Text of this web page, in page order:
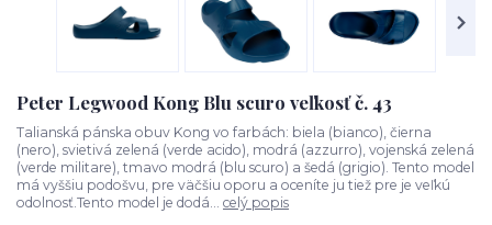
Peter Legwood Kong Blu scuro veľkosť č. 43
Talianská pánska obuv Kong vo farbách: biela (bianco), čierna
(nero), svietivá zelená (verde acido), modrá (azzurro), vojenská zelená
(verde militare), tmavo modrá (blu scuro) a šedá (grigio). Tento model
má vyššiu podošvu, pre väčšiu oporu a oceníte ju tiež pre je veľkú
odolnosť.Tento model je dodá... celý popis